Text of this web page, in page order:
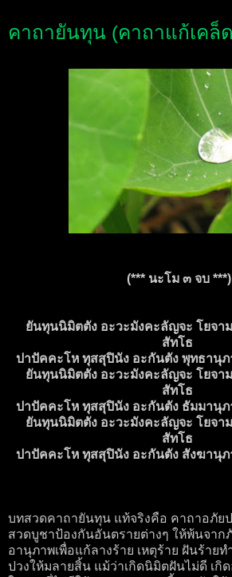
คาถายันทุน (คาถาแก้เคล็
(*** นะโม ๓ จบ ***)
ยันทุนนิมิตตัง อะวะมังคะลัญจะ โยจา
สัทโธ
ปาปัคคะโห ทุสสุปินัง อะกันตัง พุทธานุภ
ยันทุนนิมิตตัง อะวะมังคะลัญจะ โยจา
สัทโธ
ปาปัคคะโห ทุสสุปินัง อะกันตัง ธัมมานุภ
ยันทุนนิมิตตัง อะวะมังคะลัญจะ โยจา
สัทโธ
ปาปัคคะโห ทุสสุปินัง อะกันตัง สังฆานุภ
บทสวดคาถายันทุน แท้จริงคือ คาถาอภัย
สวดบูชาป้องกันอันตรายต่างๆ ให้พ้นจาก
อานุภาพเพื่อแก้ลางร้าย เหตุร้าย ฝันร้าย
ปวงให้มลายสิ้น แม้ว่าเกิดนิมิตฝันไม่ดี เกิ